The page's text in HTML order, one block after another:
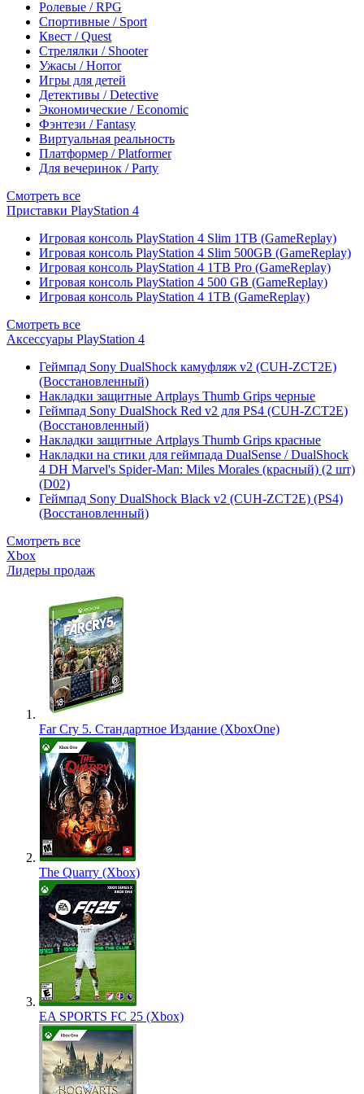
Ролевые / RPG
Спортивные / Sport
Квест / Quest
Стрелялки / Shooter
Ужасы / Horror
Игры для детей
Детективы / Detective
Экономические / Economic
Фэнтези / Fantasy
Виртуальная реальность
Платформер / Platformer
Для вечеринок / Party
Смотреть все
Приставки PlayStation 4
Игровая консоль PlayStation 4 Slim 1TB (GameReplay)
Игровая консоль PlayStation 4 Slim 500GB (GameReplay)
Игровая консоль PlayStation 4 1TB Pro (GameReplay)
Игровая консоль PlayStation 4 500 GB (GameReplay)
Игровая консоль PlayStation 4 1TB (GameReplay)
Смотреть все
Аксессуары PlayStation 4
Геймпад Sony DualShock камуфляж v2 (CUH-ZCT2E)
(Восстановленный)
Накладки защитные Artplays Thumb Grips черные
Геймпад Sony DualShock Red v2 для PS4 (CUH-ZCT2E)
(Восстановленный)
Накладки защитные Artplays Thumb Grips красные
Накладки на стики для геймпада DualSense / DualShock
4 DH Marvel's Spider-Man: Miles Morales (красный) (2 шт)
(D02)
Геймпад Sony DualShock Black v2 (CUH-ZCT2E) (PS4)
(Восстановленный)
Смотреть все
Xbox
Лидеры продаж
Far Cry 5. Стандартное Издание (XboxOne)
The Quarry (Xbox)
EA SPORTS FC 25 (Xbox)